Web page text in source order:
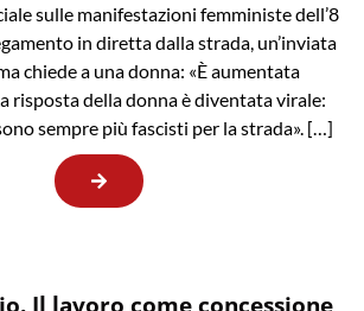
sulle manifestazioni femministe dell’8
in diretta dalla strada, un’inviata
chiede a una donna: «È aumentata
risposta della donna è diventata virale:
sempre più fascisti per la strada». […]
Il lavoro come concessione